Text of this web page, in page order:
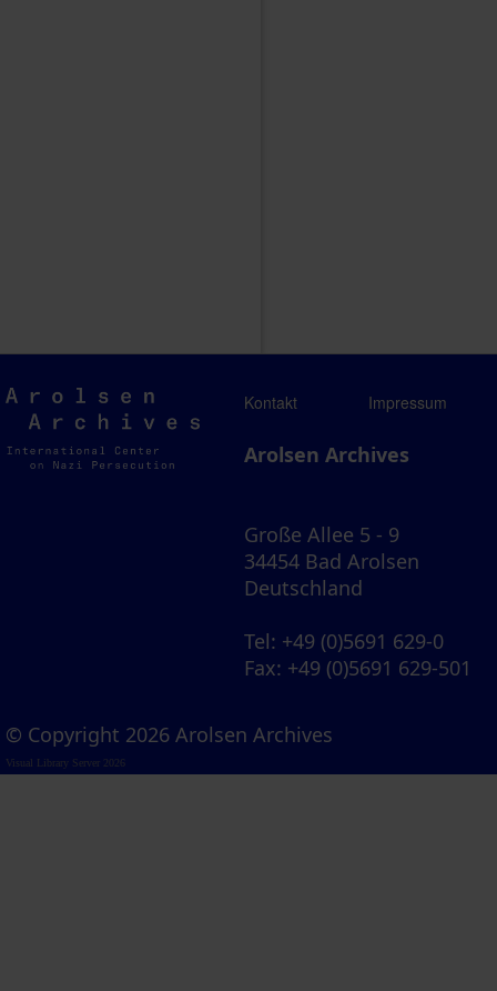
Arolsen
Archives
Kontakt Impressum
Arolsen Archives
Große Allee 5 - 9
34454 Bad Arolsen
Deutschland
Tel: +49 (0)5691 629-0
Fax: +49 (0)5691 629-501
© Copyright 2026 Arolsen Archives
Visual Library Server 2026